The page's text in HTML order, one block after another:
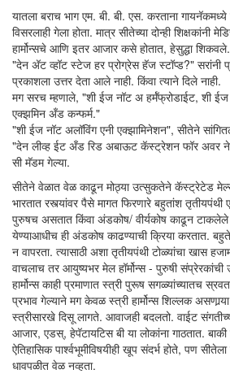
यातला बराच भाग एम. बी. बी. एस. करताना
विसरलाही गेला होता. मात्र सीतेच्या दोन्ही शिक्षकांनी
हार्मोन्सचे आणि इतर आजार कसे होतात, हेसुद्धा शिकवले.
"देन अ‍ॅट व्हॉट स्टेज हर प्रोग्रेस हॅज स्टॉप्ड?" सरांनी
प्रकाशला उत्तर देता आले नाही. किंवा त्याने दिले नाही.
मग सरच म्हणाले, "शी ईज नॉट अ हर्मॅफ्रोडाईट, शी
एक्झमिन अँड कन्फर्म."
"शी ईज नॉट अलॉविंग एनी एक्झामिनेशन", सीतेने
"देन लीव्ह ईट अँड रिड अबाऊट कॅस्ट्रेशन फॉर अवर
सी मॅडम गेल्या.
सीतेने वेळात वेळ काढून मोठ्या उत्सुकतेने कॅस्ट्रेटेड
भारतात रस्त्यांवर पैसे मागत फिरणारे बहुतांश
पुरुषच असतात किंवा अंडकोष/ वीर्यकोष काढून
येण्याआधीच ही अंडकोष काढण्याची क्रिया करतात.
न वापरता. त्यासाठी अशा तृतीयपंथी टोळ्यांचा खास
वाचलाच तर आयुष्यभर मेल हॉर्मोन्स - पुरुषी संप्रेरकांची
हार्मोन्स काही प्रमाणात स्त्री पुरूष सगळ्यांच्यातच
प्रभाव गेल्याने मग केवळ स्त्री हार्मोन्स शिल्लक
स्त्रीसारखे दिसू लागते. आवाजही बदलतो. वाईट
आजार, एडस्, हेपॅटायटिस बी या लोकांना गाठतात.
ऐतिहासिक पार्श्वभूमीविषयीही खूप संदर्भ होते, पण
धावपळीत वेळ नव्हता.